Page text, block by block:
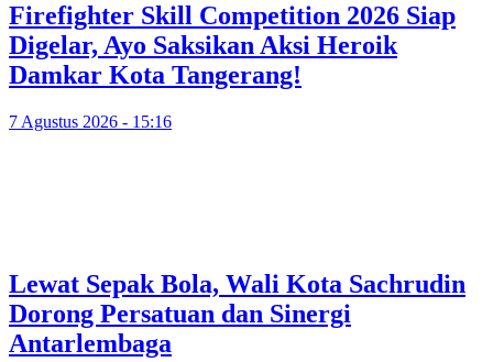
Firefighter Skill Competition 2026 Siap
Digelar, Ayo Saksikan Aksi Heroik
Damkar Kota Tangerang!
7 Agustus 2026 - 15:16
Lewat Sepak Bola, Wali Kota Sachrudin
Dorong Persatuan dan Sinergi
Antarlembaga